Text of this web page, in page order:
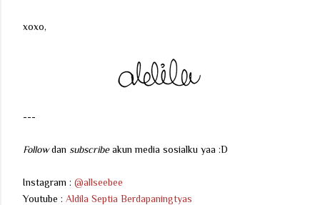
xoxo,
---
Followdan subscribeakun media sosialku yaa :D
Instagram : @allseebee
Youtube : Aldila Septia Berdapaningtyas